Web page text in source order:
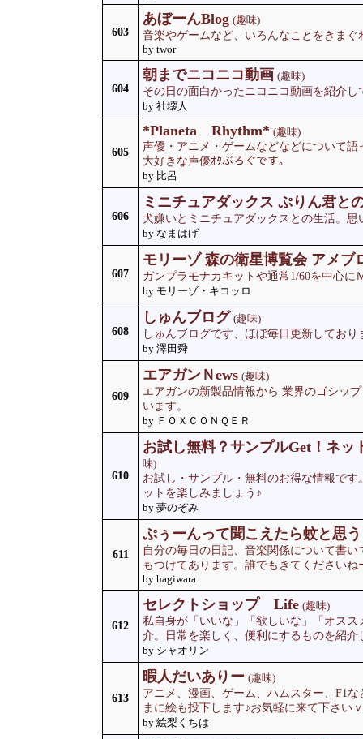
603
あぼーんBlog (趣味)
音楽やゲームなど、いろんなことをきまぐ
by twor
604
朝までニコニコ動画 (趣味)
その日の面白かったニコニコ動画を紹介し
by 社壊人
605
*Planeta Rhythm* (趣味)
声優・アニメ・ゲームなどなどについて
大好きな声優ｵﾀぶろぐです。
by 比呂
606
ミニチュアダックス ぷりん君と
犬嫌いとミニチュアダックスとの生活。
by なまはげ
607
モリーゾ 森の衛星博覧会 アメブ
ガンプラモナカキットや通常1/60を中心に
by モリーゾ・キコッロ
608
しゅんブログ (趣味)
しゅんブログです、ほぼ毎日更新しており
by 澤田舜
609
エアガンＮews (趣味)
エアガンの新製品情報から 業界のゴシッ
います。
by ＦＯＸＣＯＮＱＥＲ
610
お試し無料？サンプルGet！ネッ
味)
お試し・サンプル・無料のお得な情報で
ットを楽しみましょう♪
by 夢のぞみ
611
ぷぅーんって聞こえたら蚊と思
自分の毎日の日記、音楽関係について書
もつけてあります。誰でもきてください
by hagiwara
612
セレクトショップ Life (趣味)
私自身が「いいな」「欲しいな」「オス
介。日常を楽しく、便利にするものを紹介
by シャオリン
613
暇人だいありー (趣味)
アニメ、漫画、ゲーム、ハムスター、F1
まに絵も投下します♪お気軽に来て下さいｖ
by 絵梨くちは